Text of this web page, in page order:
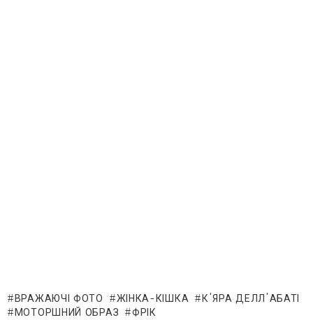
ВРАЖАЮЧІ ФОТО ЖІНКА-КІШКА
К'ЯРА ДЕЛЛ'АБАТІ
МОТОРШНИЙ ОБРАЗ
ФРІК